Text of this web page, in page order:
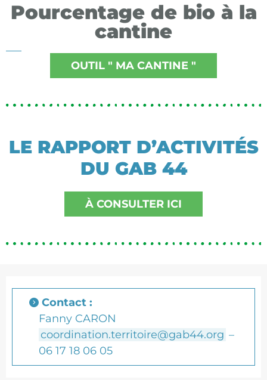
Pourcentage de bio à la
cantine
OUTIL " MA CANTINE "
LE RAPPORT D’ACTIVITÉS
DU GAB 44
À CONSULTER ICI
Contact :
Fanny CARON
coordination.territoire@gab44.org –
06 17 18 06 05